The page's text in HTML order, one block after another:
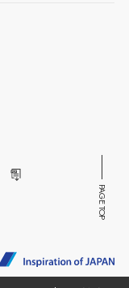
PAGE TOP